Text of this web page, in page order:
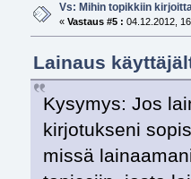
Vs: Mihin topikkiin
« Vastaus #5 : 04.12.2012,
Lainaus
Kysymys: Jos
kirjotukseni
missä